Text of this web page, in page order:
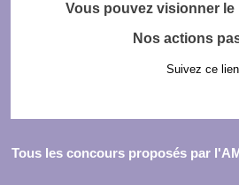
Vous pouvez visionner le
Nos actions
Suivez ce lien
Tous les concours proposés par